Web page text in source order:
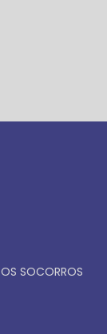
SOCORROS